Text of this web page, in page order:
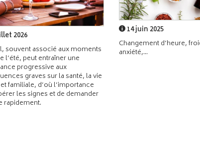
2026
souvent associé aux moments
l’été, peut entraîner une
progressive aux
graves sur la santé, la vie
familiale, d’où l’importance
les signes et de demander
rapidement.
14 juin 2025
Changement d’heure,
anxiété,...